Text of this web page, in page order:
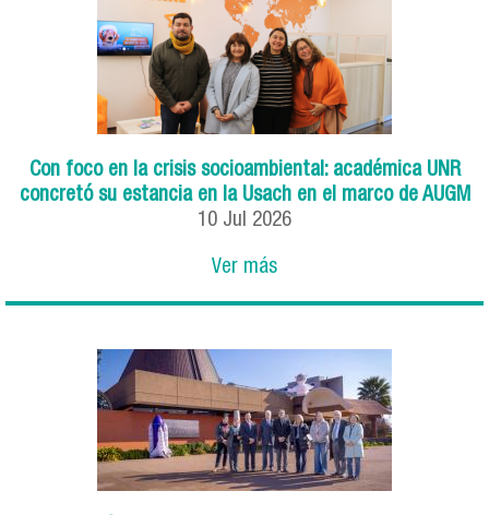
Con foco en la crisis socioambiental: académica UNR
concretó su estancia en la Usach en el marco de AUGM
10 Jul 2026
Ver más